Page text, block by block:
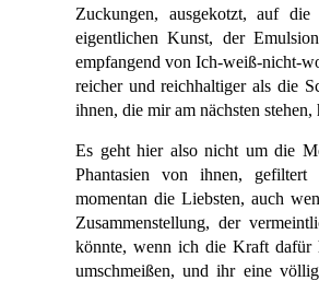
Zuckungen, ausgekotzt, auf
eigentlichen Kunst, der
empfangend von Ich-weiß-nicht-
reicher und reichhaltiger als die
ihnen, die mir am nächsten
Es geht hier also nicht um die
Phantasien von ihnen,
momentan die Liebsten, auch
Zusammenstellung, der
könnte, wenn ich die Kraft dafür
umschmeißen, und ihr eine